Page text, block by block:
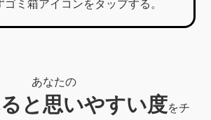
ミ箱アイコンをタップする。
あなたの
と思いやすい度をチ